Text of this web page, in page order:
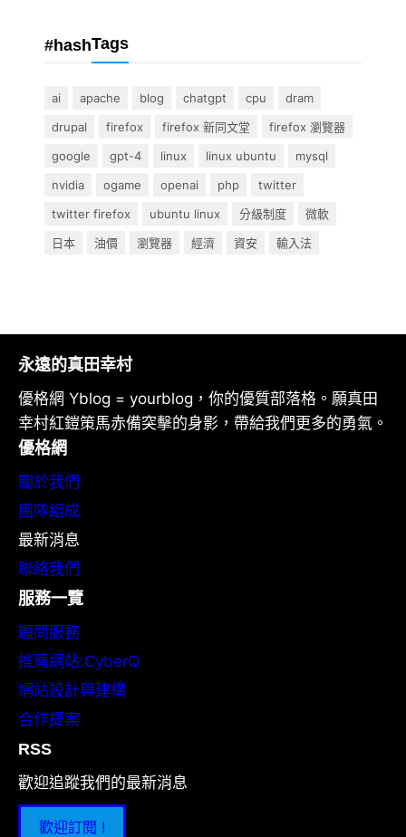
#hashTags
ai apache blog chatgpt cpu
dram
drupal
firefox firefox 新同文堂
firefox 瀏覽器
google
gpt-4 linux linux ubuntu
mysql
nvidia
ogame openai php
twitter
twitter firefox
ubuntu linux 分級制度
微軟
日本
油價 瀏覽器 經濟 資安 輸入法
永遠的真田幸村
優格網 Yblog = yourblog，你的優質部落格。願真田
幸村紅鎧策馬赤備突擊的身影，帶給我們更多的勇氣。
優格網
關於我們
團隊組成
最新消息
聯絡我們
服務一覽
顧問服務
推薦網站:CyberQ
網站設計與建構
合作提案
RSS
歡迎追蹤我們的最新消息
歡迎訂閱 !